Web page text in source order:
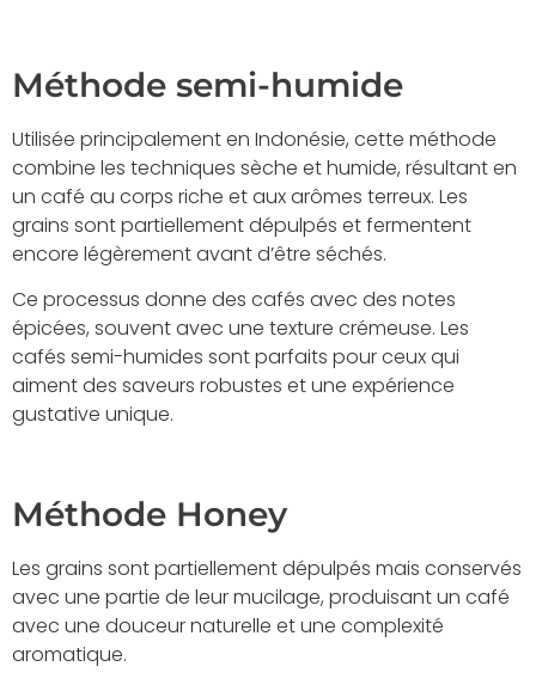
Méthode semi-humide
Utilisée principalement en Indonésie, cette méthode
combine les techniques sèche et humide, résultant en
un café au corps riche et aux arômes terreux. Les
grains sont partiellement dépulpés et fermentent
encore légèrement avant d’être séchés.
Ce processus donne des cafés avec des notes
épicées, souvent avec une texture crémeuse. Les
cafés semi-humides sont parfaits pour ceux qui
aiment des saveurs robustes et une expérience
gustative unique.
Méthode Honey
Les grains sont partiellement dépulpés mais conservés
avec une partie de leur mucilage, produisant un café
avec une douceur naturelle et une complexité
aromatique.